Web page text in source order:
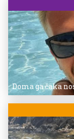
Doma ga čaka